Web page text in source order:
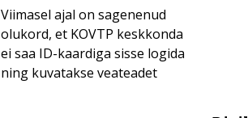
Viimasel ajal on sagenenud
olukord, et KOVTP keskkonda
ei saa ID-kaardiga sisse logida
ning kuvatakse veateadet